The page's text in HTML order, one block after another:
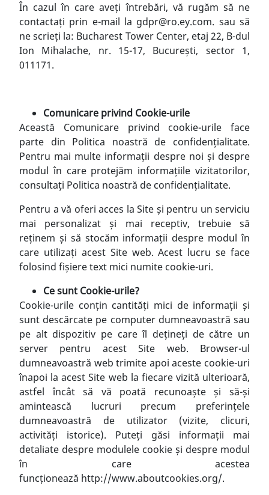
În cazul în care aveți întrebări, vă rugăm să ne
contactați prin e-mail la gdpr@ro.ey.com. sau să
ne scrieți la: Bucharest Tower Center, etaj 22, B-dul
Ion Mihalache, nr. 15-17, București, sector 1,
011171.
Comunicare privind Cookie-urile
Această Comunicare privind cookie-urile face
parte din Politica noastră de confidențialitate.
Pentru mai multe informații despre noi și despre
modul în care protejăm informațiile vizitatorilor,
consultați Politica noastră de confidențialitate.
Pentru a vă oferi acces la Site și pentru un serviciu
mai personalizat și mai receptiv, trebuie să
reținem și să stocăm informații despre modul în
care utilizați acest Site web. Acest lucru se face
folosind fișiere text mici numite cookie-uri.
Ce sunt Cookie-urile?
Cookie-urile conțin cantități mici de informații și
sunt descărcate pe computer dumneavoastră sau
pe alt dispozitiv pe care îl dețineți de către un
server pentru acest Site web. Browser-ul
dumneavoastră web trimite apoi aceste cookie-uri
înapoi la acest Site web la fiecare vizită ulterioară,
astfel încât să vă poată recunoaște și să-și
amintească lucruri precum preferințele
dumneavoastră de utilizator (vizite, clicuri,
activități istorice). Puteți găsi informații mai
detaliate despre modulele cookie și despre modul
în care acestea
funcționează http://www.aboutcookies.org/.